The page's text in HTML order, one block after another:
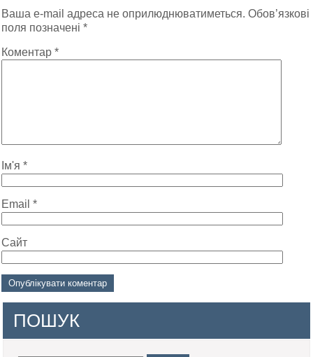
Ваша e-mail адреса не оприлюднюватиметься. Обов’язкові
поля позначені*
Коментар*
Ім'я*
Email*
Сайт
ПОШУК